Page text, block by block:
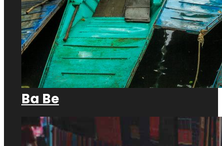
Ba Be